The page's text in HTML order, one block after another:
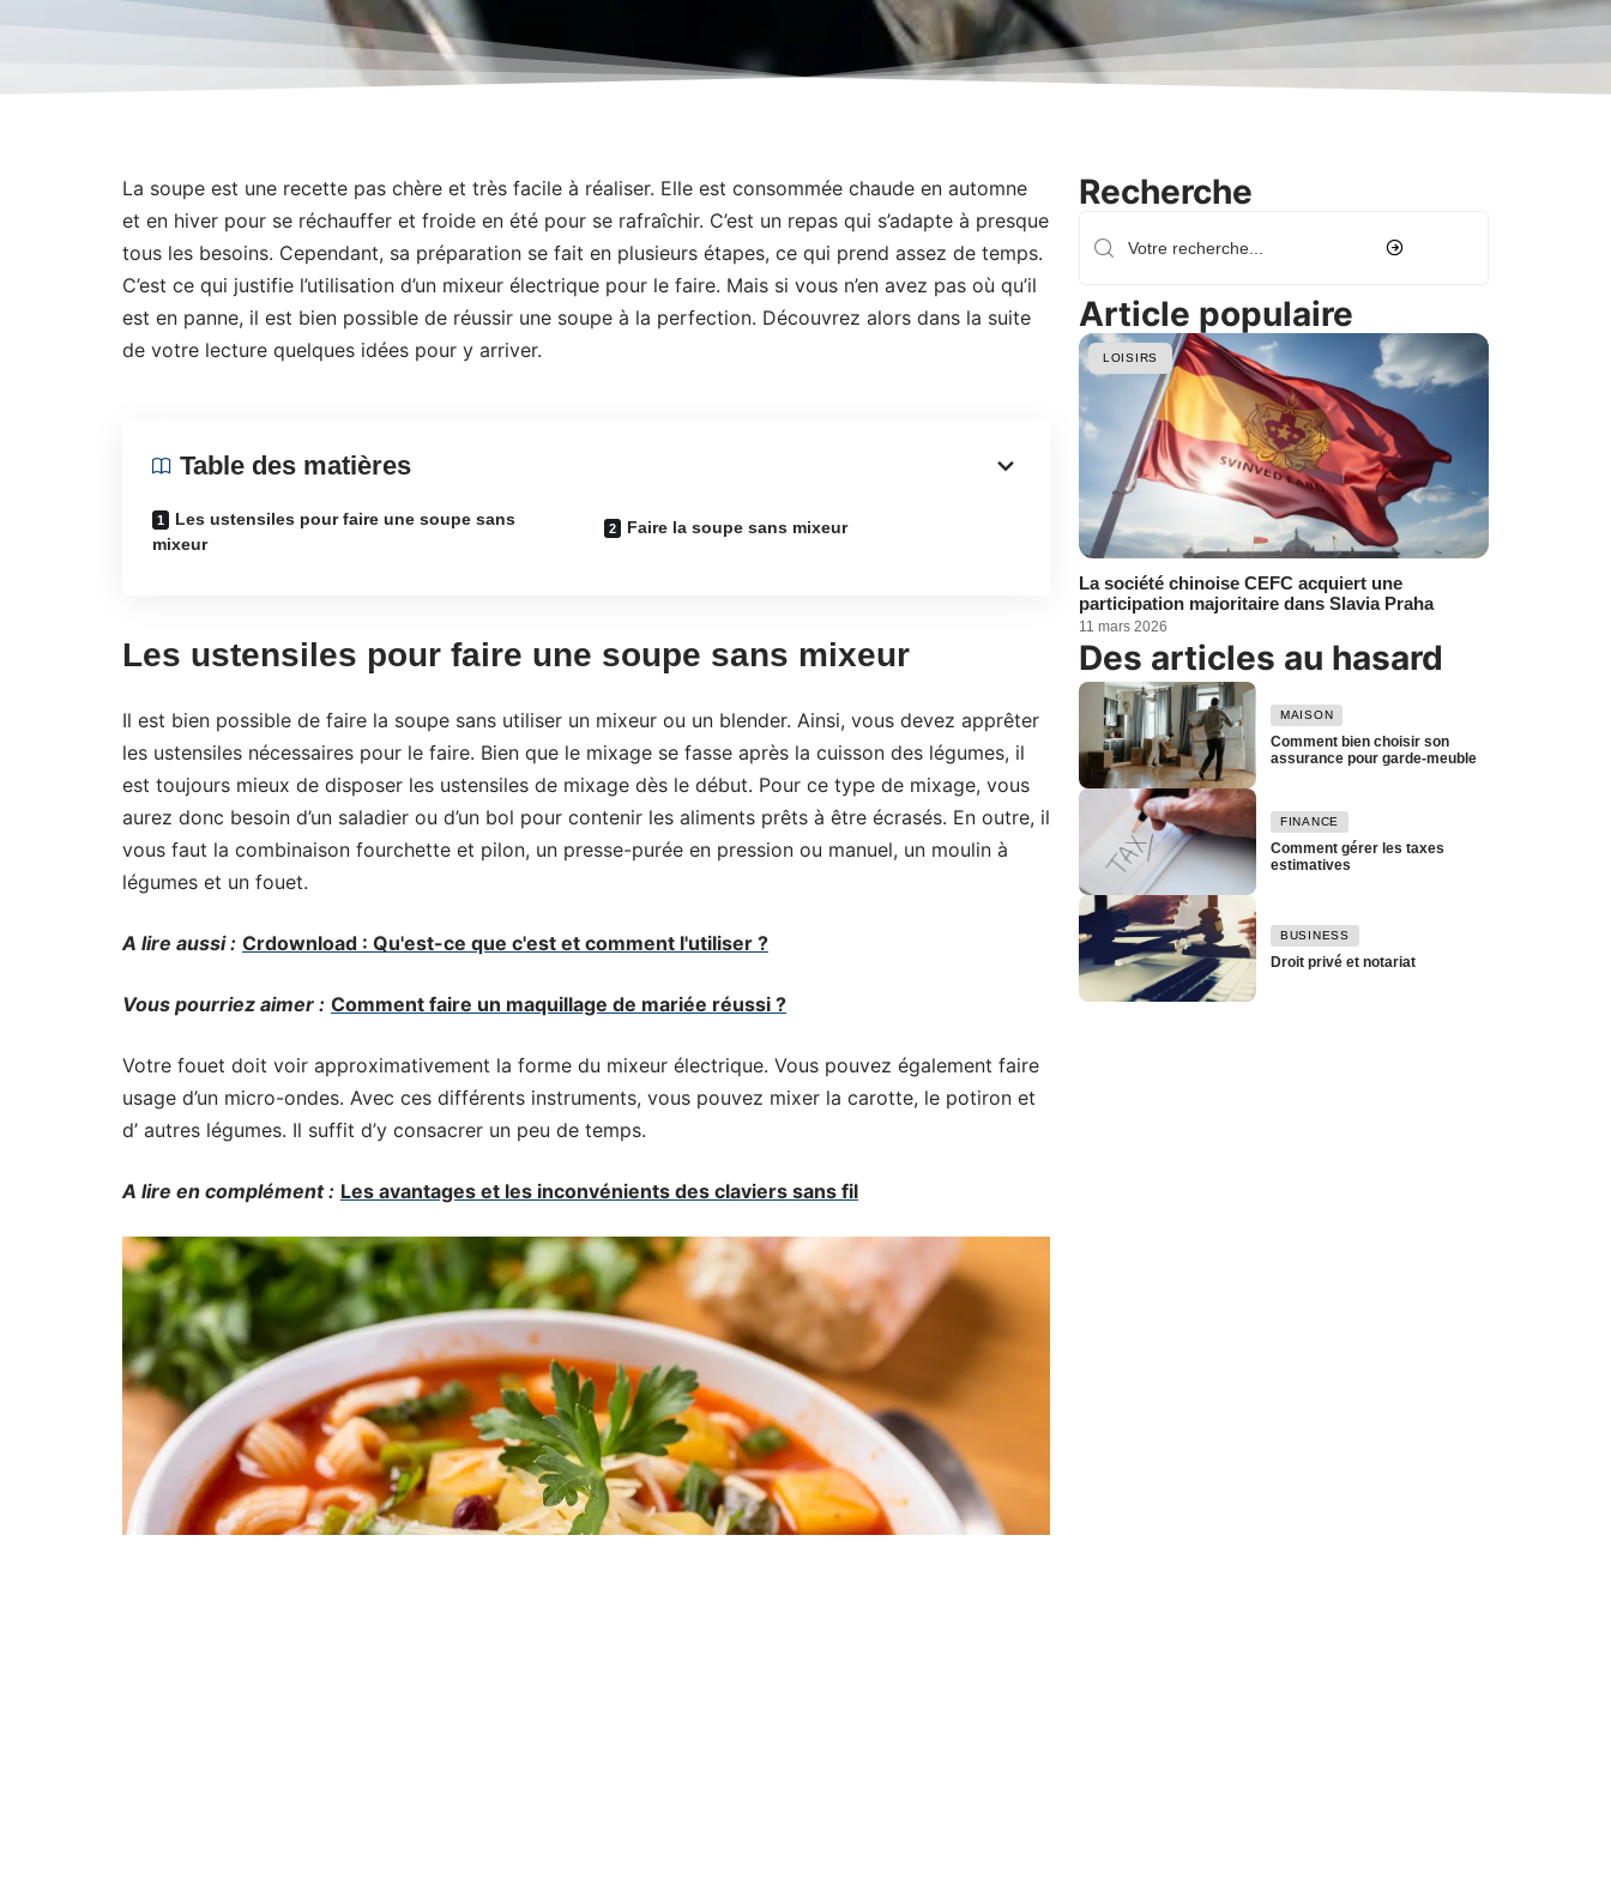
La soupe est une recette pas chère et très facile à réaliser. Elle est consommée chaude en automne
et en hiver pour se réchauffer et froide en été pour se rafraîchir. C’est un repas qui s’adapte à presque
tous les besoins. Cependant, sa préparation se fait en plusieurs étapes, ce qui prend assez de temps.
C’est ce qui justifie l’utilisation d’un mixeur électrique pour le faire. Mais si vous n’en avez pas où qu’il
est en panne, il est bien possible de réussir une soupe à la perfection. Découvrez alors dans la suite
de votre lecture quelques idées pour y arriver.
Table des matières
Les ustensiles pour faire une soupe sans
mixeur
Faire la soupe sans mixeur
Les ustensiles pour faire une soupe sans mixeur
Il est bien possible de faire la soupe sans utiliser un mixeur ou un blender. Ainsi, vous devez apprêter
les ustensiles nécessaires pour le faire. Bien que le mixage se fasse après la cuisson des légumes, il
est toujours mieux de disposer les ustensiles de mixage dès le début. Pour ce type de mixage, vous
aurez donc besoin d’un saladier ou d’un bol pour contenir les aliments prêts à être écrasés. En outre, il
vous faut la combinaison fourchette et pilon, un presse-purée en pression ou manuel, un moulin à
légumes et un fouet.
A lire aussi : Crdownload : Qu'est-ce que c'est et comment l'utiliser ?
Vous pourriez aimer : Comment faire un maquillage de mariée réussi ?
Votre fouet doit voir approximativement la forme du mixeur électrique. Vous pouvez également faire
usage d’un micro-ondes. Avec ces différents instruments, vous pouvez mixer la carotte, le potiron et
d’ autres légumes. Il suffit d’y consacrer un peu de temps.
A lire en complément : Les avantages et les inconvénients des claviers sans fil
Recherche
Article populaire
LOISIRS
La société chinoise CEFC acquiert une
participation majoritaire dans Slavia Praha
11 mars 2026
Des articles au hasard
MAISON
Comment bien choisir son
assurance pour garde-meuble
FINANCE
Comment gérer les taxes
estimatives
BUSINESS
Droit privé et notariat